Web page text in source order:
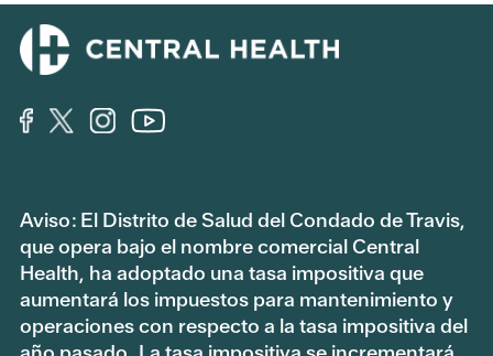
Aviso: El Distrito de Salud del Condado de Travis,
que opera bajo el nombre comercial Central
Health, ha adoptado una tasa impositiva que
aumentará los impuestos para mantenimiento y
operaciones con respecto a la tasa impositiva del